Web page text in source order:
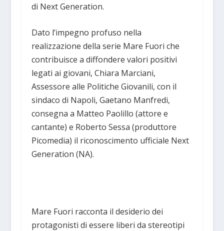
di Next Generation.
Dato l’impegno profuso nella
realizzazione della serie Mare Fuori che
contribuisce a diffondere valori positivi
legati ai giovani, Chiara Marciani,
Assessore alle Politiche Giovanili, con il
sindaco di Napoli, Gaetano Manfredi,
consegna a Matteo Paolillo (attore e
cantante) e Roberto Sessa (produttore
Picomedia) il riconoscimento ufficiale Next
Generation (NA).
Mare Fuori racconta il desiderio dei
protagonisti di essere liberi da stereotipi